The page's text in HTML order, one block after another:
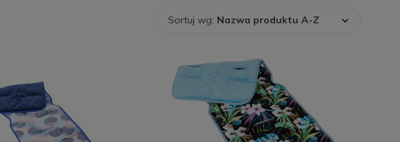
Sortuj wg: Nazwa produktu A-Z